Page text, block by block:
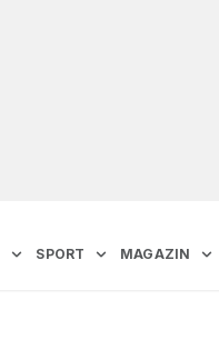
SPORT MAGAZIN